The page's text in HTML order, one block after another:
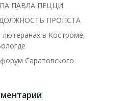
ПАВЛА ПЕЦЦИ
ПРОПСТА
лютеранах в Костроме,
Саратовского